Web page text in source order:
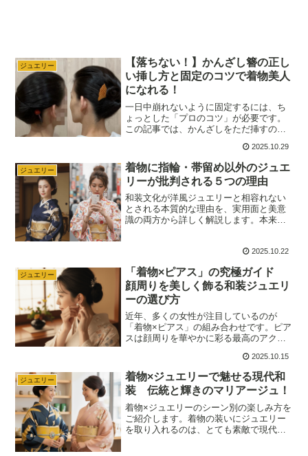
ジュエリー
【落ちない！】かんざし簪の正し
い挿し方と固定のコツで着物美人
になれる！
一日中崩れないように固定するには、ち
ょっとした「プロのコツ」が必要です。
この記事では、かんざしをただ挿すので
留める究極の固定術を、基本のステップ
から詳しく解説します。もう挿し直しの
心配は無用です！この正しい挿し方をマ
スターして、誰もが振り返る粋な着物美
人になりましょう。
2025.10.29
ジュエリー
着物に指輪・帯留め以外のジュエ
リーが批判される５つの理由
和装文化が洋風ジュエリーと相容れない
とされる本質的な理由を、実用面と美意
識の両方から詳しく解説します。本来の
シーンでのジュエリーの取り入れ方や楽
しみ方を理解し、より「着物」×「ジュエ
リー」を楽しむことができます。
2025.10.22
ジュエリー
「着物×ピアス」の究極ガイド
顔周りを美しく飾る和装ジュエリ
ーの選び方
近年、多くの女性が注目しているのが
「着物×ピアス」の組み合わせです。ピア
スは顔周りを華やかに彩る最高のアクセ
最も美しく見せるための「着物とピアス
の正しい選び方」を徹底解説します。格
式に合わせた素材の選び方から、色柄と
の完璧な調和の取り方まで、失敗しない
コーディネートの秘訣をご紹介します。
2025.10.15
ジュエリー
着物×ジュエリーで魅せる現代和
装 伝統と輝きのマリアージュ！
着物×ジュエリーのシーン別の楽しみ方を
ご紹介します。着物の装いにジュエリー
を取り入れるのは、とても素敵で現代的